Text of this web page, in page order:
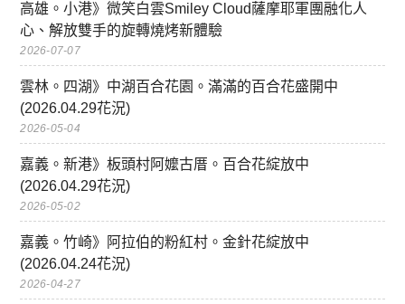
高雄。小港》微笑白雲Smiley Cloud薩摩耶軍團融化人
心、解放雙手的旋轉燒烤新體驗
2026-07-07
雲林。四湖》中湖百合花園。滿滿的百合花盛開中
(2026.04.29花況)
2026-05-04
嘉義。新港》板頭村阿嬤古厝。百合花綻放中
(2026.04.29花況)
2026-05-02
嘉義。竹崎》阿拉伯的粉紅村。金針花綻放中
(2026.04.24花況)
2026-04-27